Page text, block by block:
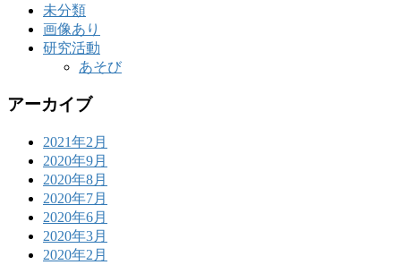
未分類
画像あり
研究活動
あそび
アーカイブ
2021年2月
2020年9月
2020年8月
2020年7月
2020年6月
2020年3月
2020年2月